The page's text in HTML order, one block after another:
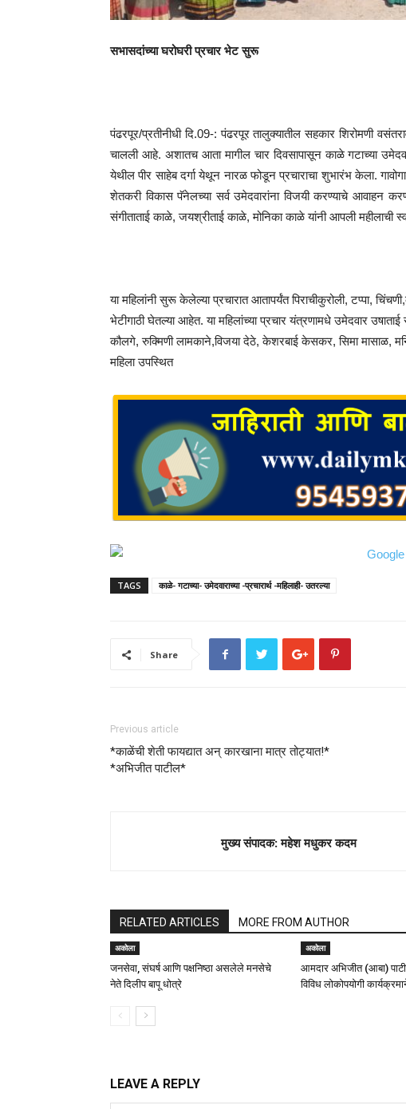
सभासदांच्या घरोघरी प्रचार भेट सुरू
पंढरपूर/प्रतीनीधी दि.09-: पंढरपूर तालुक्यातील सहकार शिरोमणी
चालली आहे. अशातच आता मागील चार दिवसापासून काळे गटाच्या
येथील पीर साहेब दर्गा येथून नारळ फोडून प्रचाराचा शुभारंभ केला.
शेतकरी विकास पॅनेलच्या सर्व उमेदवारांना विजयी करण्याचे आवाहन
संगीताताई काळे, जयश्रीताई काळे, मोनिका काळे यांनी आपली
या महिलांनी सुरू केलेल्या प्रचारात आतापर्यंत पिराचीकुरोली, टप्पा,
भेटीगाठी घेतल्या आहेत. या महिलांच्या प्रचार यंत्रणामधे उमेदवार
कौलगे, रुक्मिणी लामकाने,विजया देठे, केशरबाई केसकर, सिमा मासाळ,
महिला उपस्थित
TAGS काळे- गटाच्या- उमेदवाराच्या -प्रचारार्थ -महिलाही- उतरल्या
Share
Previous article
*काळेंची शेती फायद्यात अन् कारखाना मात्र तोट्यात!*
*अभिजीत पाटील*
मुख्य संपादक: महेश मधुकर कदम
RELATED ARTICLES MORE FROM AUTHOR
अकोला
जनसेवा, संघर्ष आणि पक्षनिष्ठा असलेले मनसेचे
नेते दिलीप बापू धोत्रे
अकोला
आमदार अभिजीत (आबा)
विविध लोकोपयोगी
LEAVE A REPLY